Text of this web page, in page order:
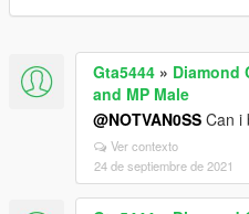
Gta5444 » Diamond
and MP Male
@NOTVAN0SS Can i
Ver contexto
24 de septiembre de 2021